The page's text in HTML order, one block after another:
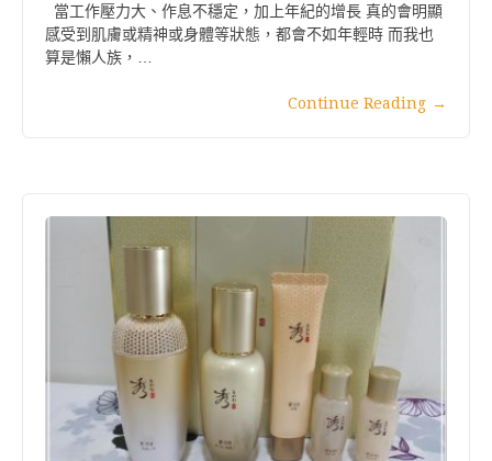
當工作壓力大、作息不穩定，加上年紀的增長 真的會明顯
感受到肌膚或精神或身體等狀態，都會不如年輕時 而我也
算是懶人族，…
Continue Reading →